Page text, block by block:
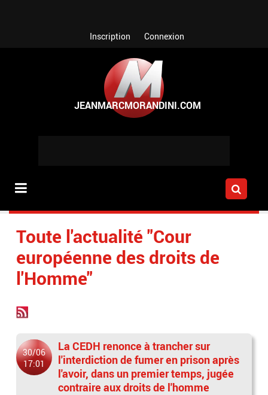
Inscription Connexion
Toute l'actualité "Cour
européenne des droits de
l'Homme"
30/06
17:01
La CEDH renonce à trancher sur
l'interdiction de fumer en prison après
l'avoir, dans un premier temps, jugée
contraire aux droits de l'homme